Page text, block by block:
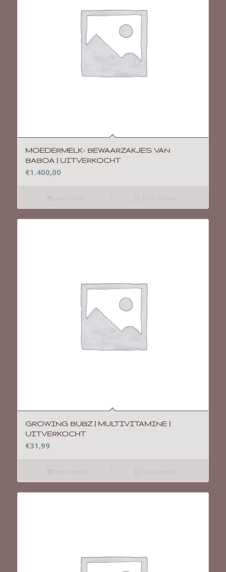
MOEDERMELK- BEWAARZAKJES VAN
BABOA | UITVERKOCHT
€1.400,00
GROWING BUBZ | MULTIVITAMINE |
UITVERKOCHT
€31,99